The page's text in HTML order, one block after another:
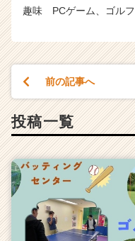
趣味 PCゲーム、ゴルフ
前の記事へ
投稿一覧